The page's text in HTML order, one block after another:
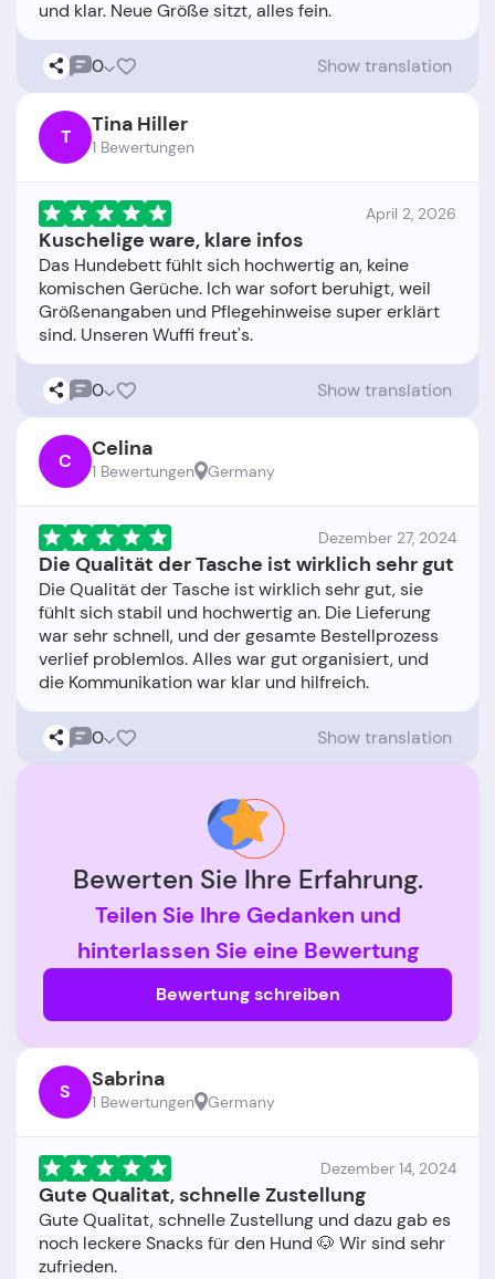
0 Show translation
T Tina Hiller
1 Bewertungen
April 2, 2026
Kuschelige ware, klare infos
Das Hundebett fühlt sich hochwertig an, keine
komischen Gerüche. Ich war sofort beruhigt, weil
Größenangaben und Pflegehinweise super erklärt
0 Show translation
C Celina
1 Bewertungen Germany
Dezember 27, 2024
Die Qualität der Tasche ist wirklich sehr gut
Die Qualität der Tasche ist wirklich sehr gut, sie
fühlt sich stabil und hochwertig an. Die Lieferung
war sehr schnell, und der gesamte Bestellprozess
verlief problemlos. Alles war gut organisiert, und
0 Show translation
Bewerten Sie Ihre Erfahrung.
Teilen Sie Ihre Gedanken und
hinterlassen Sie eine Bewertung
Bewertung schreiben
S Sabrina
1 Bewertungen Germany
Dezember 14, 2024
Gute Qualitat, schnelle Zustellung
Gute Qualitat, schnelle Zustellung und dazu gab es
noch leckere Snacks für den Hund 🐶 Wir sind sehr